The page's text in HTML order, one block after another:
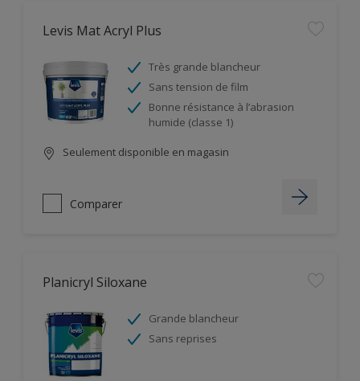
Levis Mat Acryl Plus
Très grande blancheur
Sans tension de film
Bonne résistance à l’abrasion
humide (classe 1)
Seulement disponible en magasin
Comparer
Planicryl Siloxane
Grande blancheur
Sans reprises